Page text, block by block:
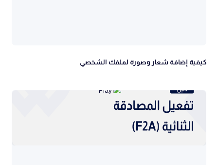
كيفية إضافة شعار وصورة لملفك الشخصي